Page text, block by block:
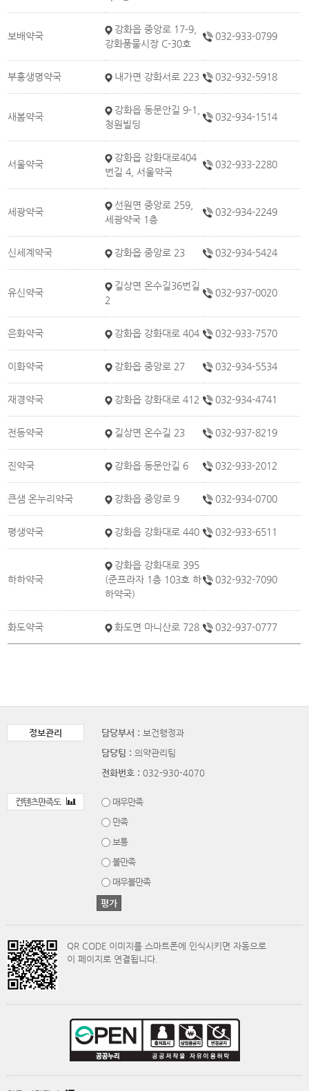
보배약국
강화읍 중앙로 17-9,
강화풍물시장 C-30호
032-933-0799
부흥생명약국 내가면 강화서로 223 032-932-5918
새봄약국
강화읍 동문안길 9-1,
청원빌딩
032-934-1514
서울약국
강화읍 강화대로404
번길 4, 서울약국
032-933-2280
세광약국
선원면 중앙로 259,
세광약국 1층
032-934-2249
신세계약국 강화읍 중앙로 23 032-934-5424
유신약국
길상면 온수길36번길
2
032-937-0020
은화약국 강화읍 강화대로 404 032-933-7570
이화약국 강화읍 중앙로 27 032-934-5534
재경약국 강화읍 강화대로 412 032-934-4741
전등약국 길상면 온수길 23 032-937-8219
진약국 강화읍 동문안길 6 032-933-2012
큰샘 온누리약국 강화읍 중앙로 9 032-934-0700
평생약국 강화읍 강화대로 440 032-933-6511
하하약국
강화읍 강화대로 395
(준프라자 1층 103호 하
하약국)
032-932-7090
화도약국 화도면 마니산로 728 032-937-0777
정보관리 담당부서 : 보건행정과
담당팀 : 의약관리팀
전화번호 : 032-930-4070
컨텐츠만족도
매우만족
만족
보통
불만족
매우불만족
QR CODE 이미지를 스마트폰에 인식시키면 자동으로
이 페이지로 연결됩니다.